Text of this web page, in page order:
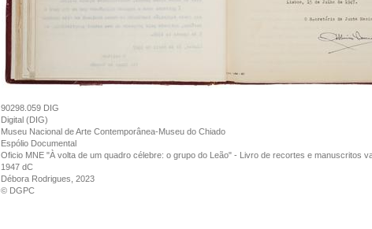
90298.059 DIG
Digital (DIG)
Museu Nacional de Arte Contemporânea-Museu do Chiado
Espólio Documental
Oficio MNE "À volta de um quadro célebre: o grupo do Leão" - Livro de recortes e manuscritos
1947 dC
Débora Rodrigues, 2023
© DGPC